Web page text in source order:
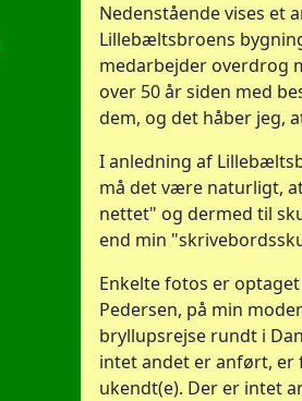
Nedenstående vises et
Lillebæltsbroens
medarbejder overdrog
over 50 år siden med
dem, og det håber jeg,
I anledning af
må det være naturligt,
nettet" og dermed til
end min
Enkelte fotos er
Pedersen, på min
bryllupsrejse rundt i
intet andet er anført, er
ukendt(e). Der er intet